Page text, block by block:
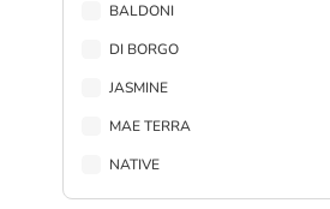
BALDONI
DI BORGO
JASMINE
MAE TERRA
NATIVE
NESTLE